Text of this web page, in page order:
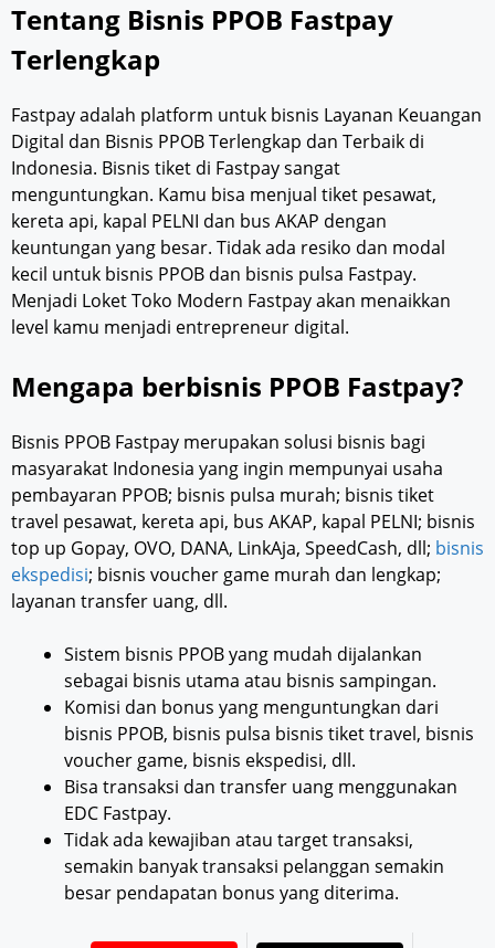
Tentang Bisnis PPOB Fastpay
Terlengkap
Fastpay adalah platform untuk bisnis Layanan Keuangan
Digital dan Bisnis PPOB Terlengkap dan Terbaik di
Indonesia. Bisnis tiket di Fastpay sangat
menguntungkan. Kamu bisa menjual tiket pesawat,
kereta api, kapal PELNI dan bus AKAP dengan
keuntungan yang besar. Tidak ada resiko dan modal
kecil untuk bisnis PPOB dan bisnis pulsa Fastpay.
Menjadi Loket Toko Modern Fastpay akan menaikkan
level kamu menjadi entrepreneur digital.
Mengapa berbisnis PPOB Fastpay?
Bisnis PPOB Fastpay merupakan solusi bisnis bagi
masyarakat Indonesia yang ingin mempunyai usaha
pembayaran PPOB; bisnis pulsa murah; bisnis tiket
travel pesawat, kereta api, bus AKAP, kapal PELNI; bisnis
top up Gopay, OVO, DANA, LinkAja, SpeedCash, dll; bisnis
ekspedisi; bisnis voucher game murah dan lengkap;
layanan transfer uang, dll.
Sistem bisnis PPOB yang mudah dijalankan
sebagai bisnis utama atau bisnis sampingan.
Komisi dan bonus yang menguntungkan dari
bisnis PPOB, bisnis pulsa bisnis tiket travel, bisnis
voucher game, bisnis ekspedisi, dll.
Bisa transaksi dan transfer uang menggunakan
EDC Fastpay.
Tidak ada kewajiban atau target transaksi,
semakin banyak transaksi pelanggan semakin
besar pendapatan bonus yang diterima.